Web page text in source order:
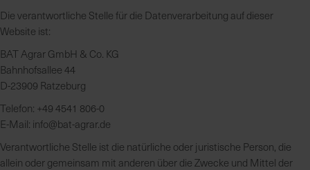
Die verantwortliche Stelle für die Datenverarbeitung auf dieser
Website ist:
BAT Agrar GmbH & Co. KG
Bahnhofsallee 44
D-23909 Ratzeburg
Telefon: +49 4541 806-0
E-Mail: info@bat-agrar.de
Verantwortliche Stelle ist die natürliche oder juristische Person, die
allein oder gemeinsam mit anderen über die Zwecke und Mittel der